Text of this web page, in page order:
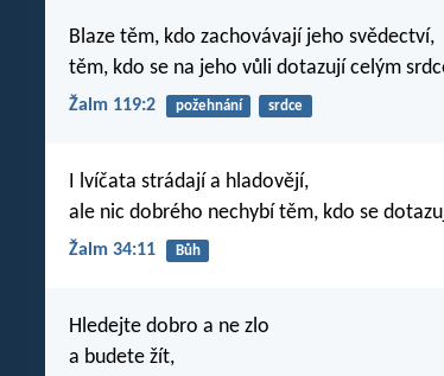
Blaze těm, kdo zachovávají jeho svědectví,
těm, kdo se na jeho vůli dotazují celým
Žalm 119:2 požehnání srdce
I lvíčata strádají a hladovějí,
ale nic dobrého nechybí těm, kdo se
Žalm 34:11 Bůh
Hledejte dobro a ne zlo
a budete žít,